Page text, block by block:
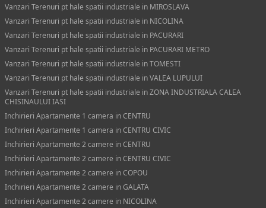
Vanzari Terenuri pt hale spatii industriale in MIROSLAVA
Vanzari Terenuri pt hale spatii industriale in NICOLINA
Vanzari Terenuri pt hale spatii industriale in PACURARI
Vanzari Terenuri pt hale spatii industriale in PACURARI METRO
Vanzari Terenuri pt hale spatii industriale in TOMESTI
Vanzari Terenuri pt hale spatii industriale in VALEA LUPULUI
Vanzari Terenuri pt hale spatii industriale in ZONA INDUSTRIALA CALEA
CHISINAULUI IASI
Inchirieri Apartamente 1 camera in CENTRU
Inchirieri Apartamente 1 camera in CENTRU CIVIC
Inchirieri Apartamente 2 camere in CENTRU
Inchirieri Apartamente 2 camere in CENTRU CIVIC
Inchirieri Apartamente 2 camere in COPOU
Inchirieri Apartamente 2 camere in GALATA
Inchirieri Apartamente 2 camere in NICOLINA